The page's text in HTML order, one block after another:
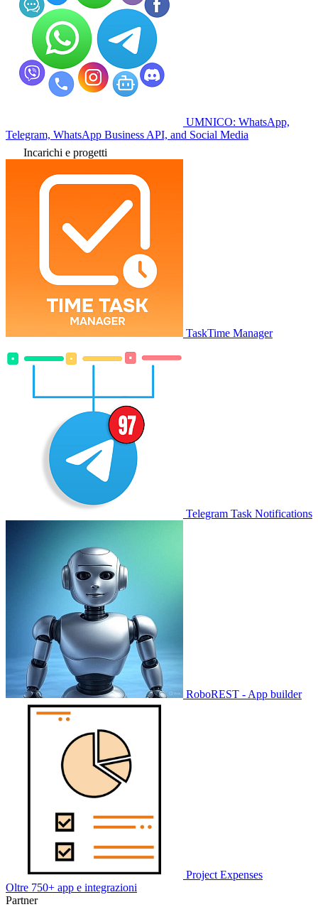
UMNICO: WhatsApp,
Telegram, WhatsApp Business API, and Social Media
Incarichi e progetti
TaskTime Manager
Telegram Task Notifications
RoboREST - App builder
Project Expenses
Oltre 750+ app e integrazioni
Partner